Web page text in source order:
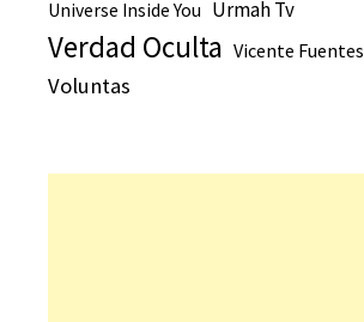
Universe Inside You Urmah Tv
Verdad Oculta Vicente Fuentes
Voluntas